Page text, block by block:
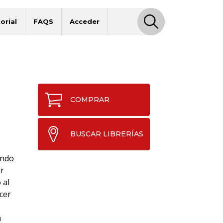
FAQS Acceder
al
COMPRAR
BUSCAR LIBRERÍAS